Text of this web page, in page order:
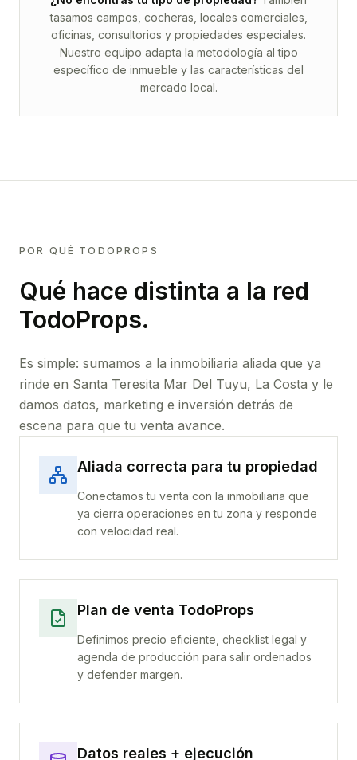
tasamos campos, cocheras, locales comerciales,
oficinas, consultorios y propiedades especiales.
Nuestro equipo adapta la metodología al tipo
específico de inmueble y las características del
mercado local.
POR QUÉ TODOPROPS
Qué hace distinta a la red
TodoProps.
Es simple: sumamos a la inmobiliaria aliada que ya
rinde en Santa Teresita Mar Del Tuyu, La Costa y le
damos datos, marketing e inversión detrás de
escena para que tu venta avance.
Aliada correcta para tu propiedad
Conectamos tu venta con la inmobiliaria que
ya cierra operaciones en tu zona y responde
con velocidad real.
Plan de venta TodoProps
Definimos precio eficiente, checklist legal y
agenda de producción para salir ordenados
y defender margen.
Datos reales + ejecución